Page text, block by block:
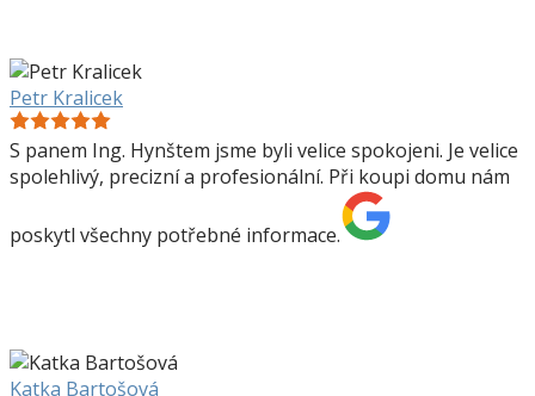
Petr Kralicek
S panem Ing. Hynštem jsme byli velice spokojeni. Je velice
spolehlivý, precizní a profesionální. Při koupi domu nám
poskytl všechny potřebné informace.
Katka Bartošová